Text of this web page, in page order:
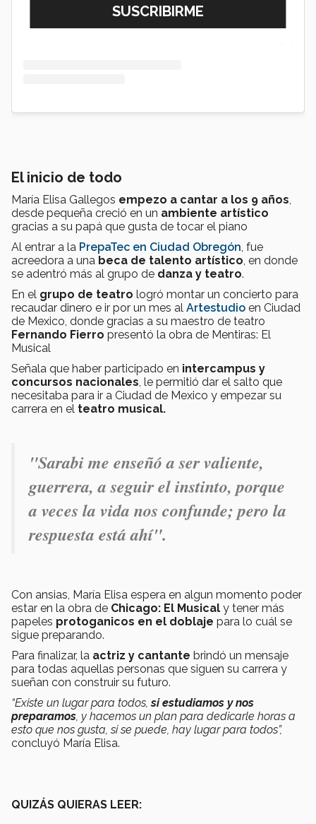
El inicio de todo
María Elisa Gallegos empezo a cantar a los 9 años,
desde pequeña creció en un ambiente artístico
gracias a su papá que gusta de tocar el piano
Al entrar a la PrepaTec en Ciudad Obregón, fue
acreedora a una beca de talento artístico, en donde
se adentró más al grupo de danza y teatro.
En el grupo de teatro logró montar un concierto para
recaudar dinero e ir por un mes al Artestudio en Ciudad
de Mexico, donde gracias a su maestro de teatro
Fernando Fierro presentó la obra de Mentiras: El
Musical
Señala que haber participado en intercampus y
concursos nacionales, le permitió dar el salto que
necesitaba para ir a Ciudad de Mexico y empezar su
carrera en el teatro musical.
"Sarabi me enseñó a ser valiente,
guerrera, a seguir el instinto, porque
a veces la vida nos confunde; pero la
respuesta está ahí".
Con ansias, María Elisa espera en algun momento poder
estar en la obra de Chicago: El Musical y tener más
papeles protoganicos en el doblaje para lo cuál se
sigue preparando.
Para finalizar, la actriz y cantante brindó un mensaje
para todas aquellas personas que siguen su carrera y
sueñan con construir su futuro.
“Existe un lugar para todos,si estudiamos y nos
preparamos, y hacemos un plan para dedicarle horas a
esto que nos gusta, si se puede, hay lugar para todos”,
concluyó María Elisa.
QUIZÁS QUIERAS LEER: